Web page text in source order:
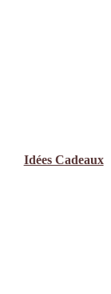
Idées Cadeaux